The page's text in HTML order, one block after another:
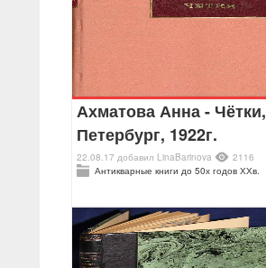
Ахматова Анна - Чётки,
Петербург, 1922г.
22.08.17 добавил LinaBarinova
2116
Антикварные книги до 50х годов ХХв.